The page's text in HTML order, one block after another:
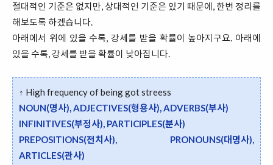
절대적인 기준은 없지만, 상대적인 기준은 있기 때문에, 한번 정리를
해보도록 하겠습니다.
아래에서 위에 있을 수록, 강세를 받을 확률이 높아지구요. 아래에
있을 수록, 강세를 받을 확률이 낮아집니다.
↑ High frequency of being got streess
NOUN(명사), ADJECTIVES(형용사), ADVERBS(부사)
INFINITIVES(부정사), PARTICIPLES(분사)
PREPOSITIONS(전치사), PRONOUNS(대명사),
ARTICLES(관사)